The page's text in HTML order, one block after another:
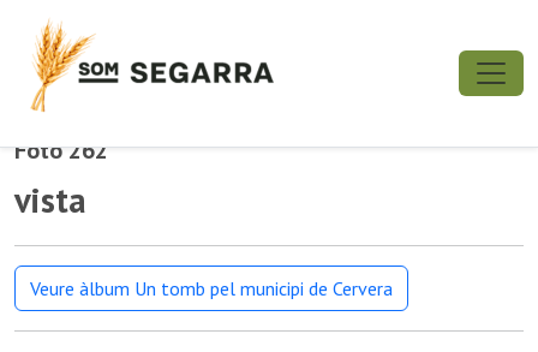
Foto 262
vista
Veure àlbum Un tomb pel municipi de Cervera